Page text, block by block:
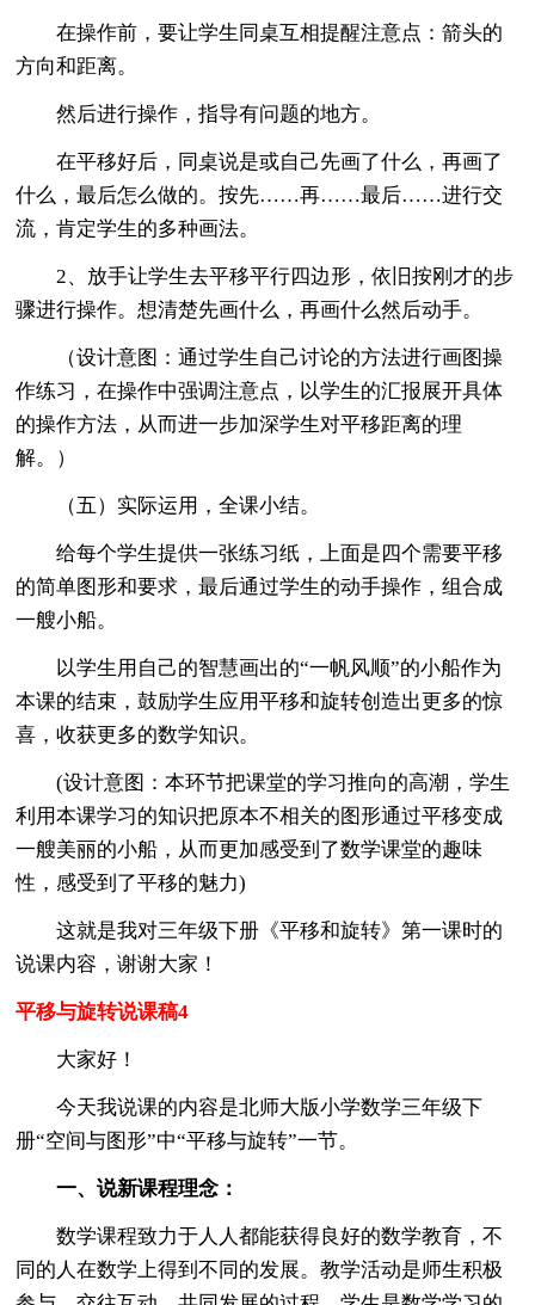
在操作前，要让学生同桌互相提醒注意点：箭头的
方向和距离。
然后进行操作，指导有问题的地方。
在平移好后，同桌说是或自己先画了什么，再画了
什么，最后怎么做的。按先……再……最后……进行交
流，肯定学生的多种画法。
2、放手让学生去平移平行四边形，依旧按刚才的步
骤进行操作。想清楚先画什么，再画什么然后动手。
（设计意图：通过学生自己讨论的方法进行画图操
作练习，在操作中强调注意点，以学生的汇报展开具体
的操作方法，从而进一步加深学生对平移距离的理
解。）
（五）实际运用，全课小结。
给每个学生提供一张练习纸，上面是四个需要平移
的简单图形和要求，最后通过学生的动手操作，组合成
一艘小船。
以学生用自己的智慧画出的“一帆风顺”的小船作为
本课的结束，鼓励学生应用平移和旋转创造出更多的惊
喜，收获更多的数学知识。
(设计意图：本环节把课堂的学习推向的高潮，学生
利用本课学习的知识把原本不相关的图形通过平移变成
一艘美丽的小船，从而更加感受到了数学课堂的趣味
性，感受到了平移的魅力)
这就是我对三年级下册《平移和旋转》第一课时的
说课内容，谢谢大家！
平移与旋转说课稿4
大家好！
今天我说课的内容是北师大版小学数学三年级下
册“空间与图形”中“平移与旋转”一节。
一、说新课程理念：
数学课程致力于人人都能获得良好的数学教育，不
同的人在数学上得到不同的发展。教学活动是师生积极